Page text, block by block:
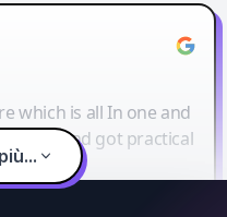
which is all In one and
and got practical